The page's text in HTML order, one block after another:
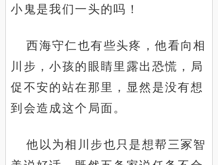
小鬼是我们一头的吗！
西海守仁也有些头疼，他看向相
川步，小孩的眼睛里露出恐慌，局
促不安的站在那里，显然是没有想
到会造成这个局面。
他以为相川步也只是想帮三冢智